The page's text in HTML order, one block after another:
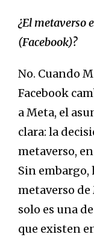
¿El metaverso
(Facebook)?
No. Cuando
Facebook
a Meta, el
clara: la
metaverso,
Sin embargo,
metaverso de
solo es una
que existen